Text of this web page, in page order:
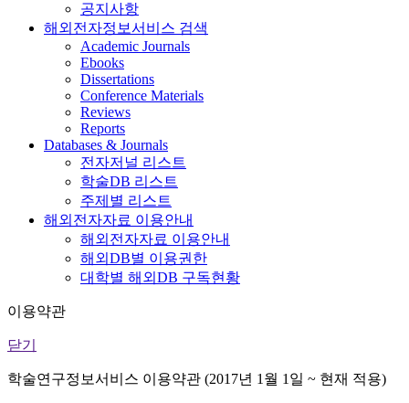
공지사항
해외전자정보서비스 검색
Academic Journals
Ebooks
Dissertations
Conference Materials
Reviews
Reports
Databases & Journals
전자저널 리스트
학술DB 리스트
주제별 리스트
해외전자자료 이용안내
해외전자자료 이용안내
해외DB별 이용권한
대학별 해외DB 구독현황
이용약관
닫기
학술연구정보서비스 이용약관 (2017년 1월 1일 ~ 현재 적용)